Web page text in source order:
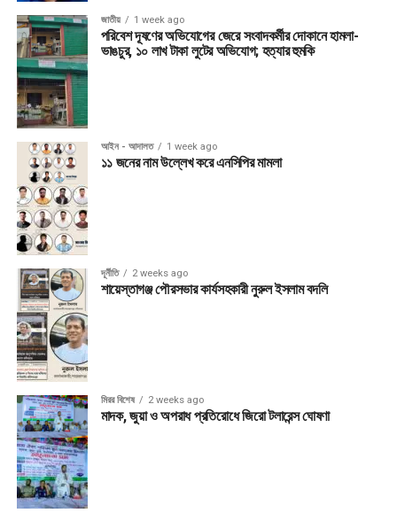
জাতীয় 1 week ago
পরিবেশ দূষণের অভিযোগের জেরে সংবাদকর্মীর দোকানে হামলা-
ভাঙচুর, ১০ লাখ টাকা লুটের অভিযোগ; হত্যার হুমকি
আইন - আদালত 1 week ago
১১ জনের নাম উল্লেখ করে এনসিপির মামলা
দূর্নীতি 2 weeks ago
শায়েস্তাগঞ্জ পৌরসভার কার্যসহকারী নুরুল ইসলাম বদলি
মিরর বিশেষ 2 weeks ago
মাদক, জুয়া ও অপরাধ প্রতিরোধে জিরো টলারেন্স ঘোষণা